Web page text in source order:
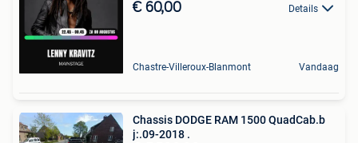
€ 60,00 Details
Chastre-Villeroux-Blanmont Vandaag
Chassis DODGE RAM 1500 QuadCab.b
j:.09-2018 .